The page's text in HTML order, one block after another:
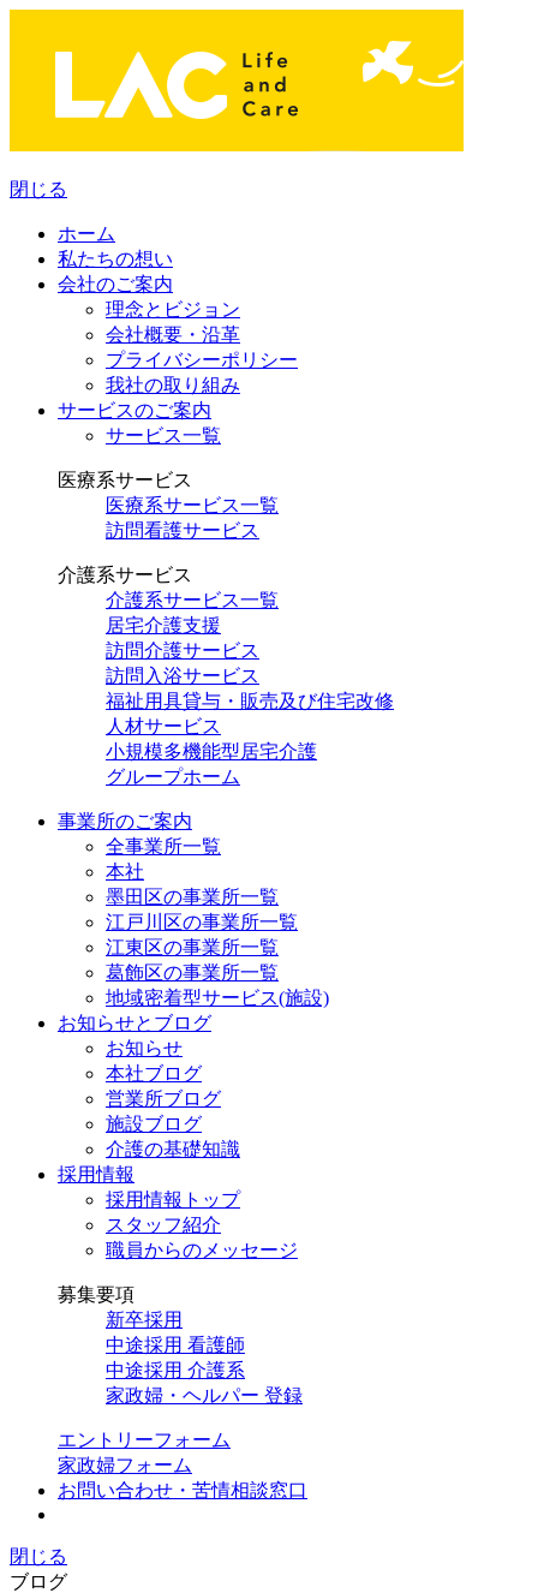
閉じる
ホーム
私たちの想い
会社のご案内
理念とビジョン
会社概要・沿革
プライバシーポリシー
我社の取り組み
サービスのご案内
サービス一覧
医療系サービス
医療系サービス一覧
訪問看護サービス
介護系サービス
介護系サービス一覧
居宅介護支援
訪問介護サービス
訪問入浴サービス
福祉用具貸与・販売及び住宅改修
人材サービス
小規模多機能型居宅介護
グループホーム
事業所のご案内
全事業所一覧
本社
墨田区の事業所一覧
江戸川区の事業所一覧
江東区の事業所一覧
葛飾区の事業所一覧
地域密着型サービス(施設)
お知らせとブログ
お知らせ
本社ブログ
営業所ブログ
施設ブログ
介護の基礎知識
採用情報
採用情報トップ
スタッフ紹介
職員からのメッセージ
募集要項
新卒採用
中途採用 看護師
中途採用 介護系
家政婦・ヘルパー 登録
エントリーフォーム
家政婦フォーム
お問い合わせ・苦情相談窓口
閉じる
ブログ